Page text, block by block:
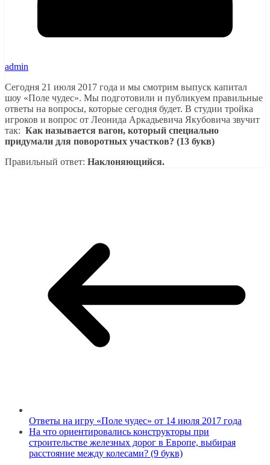
admin
Сегодня 21 июля 2017 года и мы смотрим выпуск капитал
шоу «Поле чудес». Мы подготовили и публикуем правильные
ответы на вопросы, которые сегодня будет. В студии тройка
игроков и вопрос от Леонида Аркадьевича Якубовича звучит
так: Как называется вагон, который специально
придумали для поворотных участков? (13 букв)
Правильный ответ: Наклоняющийся.
Ответы на игру «Поле чудес» от 14 июля 2017 года
На что ориентировались конструкторы при
строительстве железных дорог в Европе, выбирая
расстояние между колесами? (9 букв)